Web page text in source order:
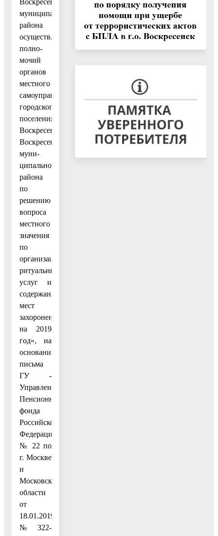
муниципального
района
осуществления
полно-
мочий
органов
местного
самоуправления
городского
поселения
Воскресенск
Воскресенского
муни-
ципального
района
по
решению
вопроса
местного
значения
по
организации
ритуальных
услуг и
содержанию
мест
захоронения
на 2019
год», на
основании
письма
ГУ -
Управления
Пенсионного
фонда
Российской
Федерации
№ 22 по
г. Москве
и
Московской
области
от
18.01.2019
№ 322-